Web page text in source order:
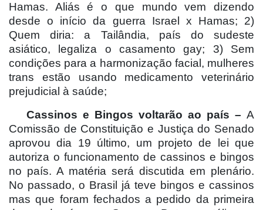
Hamas. Aliás é o que mundo vem dizendo
desde o início da guerra Israel x Hamas; 2)
Quem diria: a Tailândia, país do sudeste
asiático, legaliza o casamento gay; 3) Sem
condições para a harmonização facial, mulheres
trans estão usando medicamento veterinário
prejudicial à saúde;
Cassinos e Bingos voltarão ao país – A
Comissão de Constituição e Justiça do Senado
aprovou dia 19 último, um projeto de lei que
autoriza o funcionamento de cassinos e bingos
no país. A matéria será discutida em plenário.
No passado, o Brasil já teve bingos e cassinos
mas que foram fechados a pedido da primeira